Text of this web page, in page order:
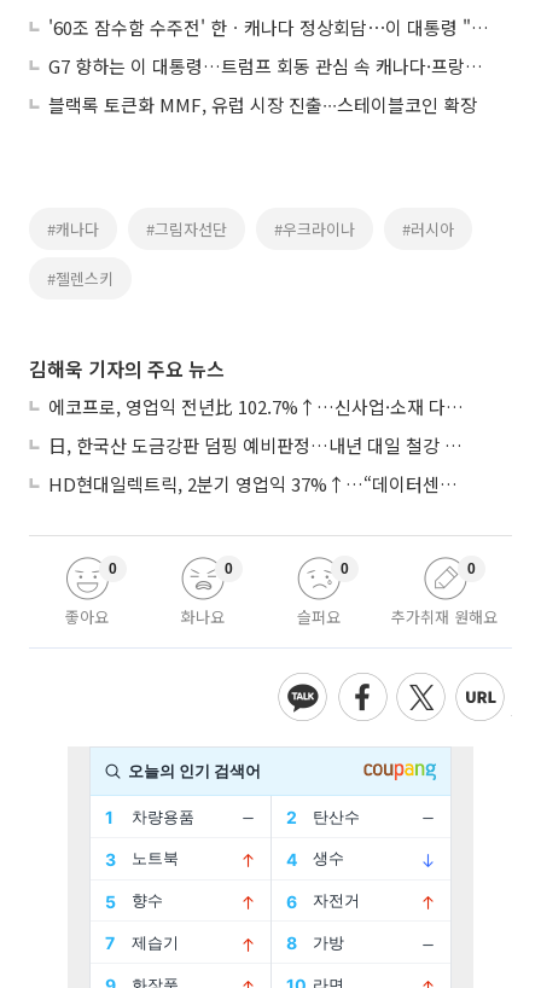
'60조 잠수함 수주전' 한ㆍ캐나다 정상회담⋯이 대통령 "협력할 분야 많아"
G7 향하는 이 대통령…트럼프 회동 관심 속 캐나다·프랑스도 주목
블랙록 토큰화 MMF, 유럽 시장 진출∙∙∙스테이블코인 확장
#캐나다 #그림자선단 #우크라이나 #러시아
#젤렌스키
김해욱 기자의 주요 뉴스
에코프로, 영업익 전년比 102.7%↑…신사업·소재 다각화 박차
日, 한국산 도금강판 덤핑 예비판정…내년 대일 철강 수출 ‘빨간불’
HD현대일렉트릭, 2분기 영업익 37%↑…“데이터센터 사업, 새로운 성장 축”
좋아요
0
화나요
0
슬퍼요
0
추가취재 원해요
0